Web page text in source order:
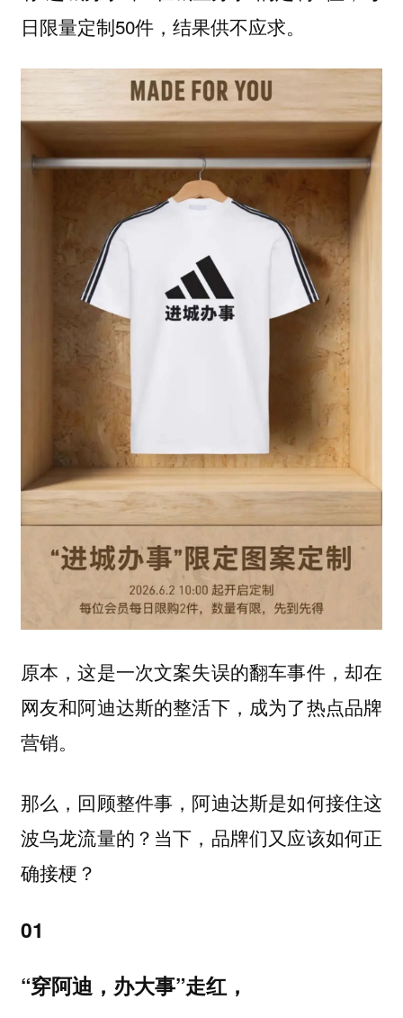
日限量定制50件，结果供不应求。
原本，这是一次文案失误的翻车事件，却在
网友和阿迪达斯的整活下，成为了热点品牌
营销。
那么，回顾整件事，阿迪达斯是如何接住这
波乌龙流量的？当下，品牌们又应该如何正
确接梗？
01
“穿阿迪，办大事”走红，